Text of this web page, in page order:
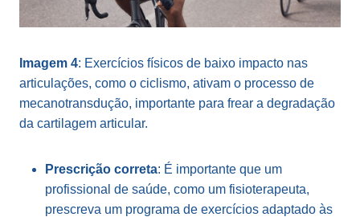
Imagem 4: Exercícios físicos de baixo impacto nas
articulações, como o ciclismo, ativam o processo de
mecanotransdução, importante para frear a degradação
da cartilagem articular.
Prescrição correta: É importante que um
profissional de saúde, como um fisioterapeuta,
prescreva um programa de exercícios adaptado às